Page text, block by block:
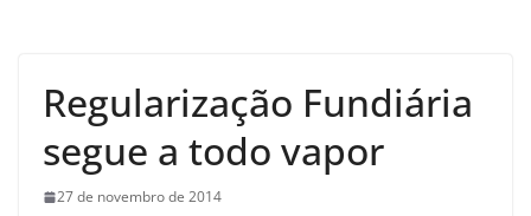
Regularização Fundiária
segue a todo vapor
27 de novembro de 2014